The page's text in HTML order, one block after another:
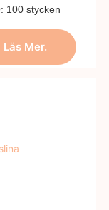
100 stycken
Läs Mer.